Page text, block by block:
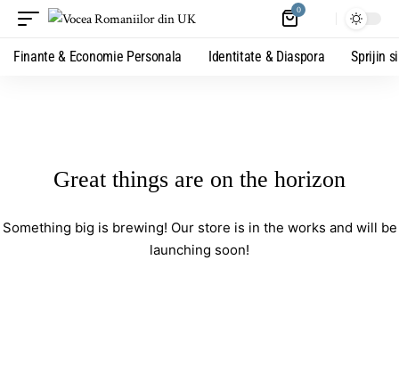
0
Finante & Economie Personala Identitate & Diaspora Sprijin
Great things are on the horizon
Something big is brewing! Our store is in the works and will be
launching soon!